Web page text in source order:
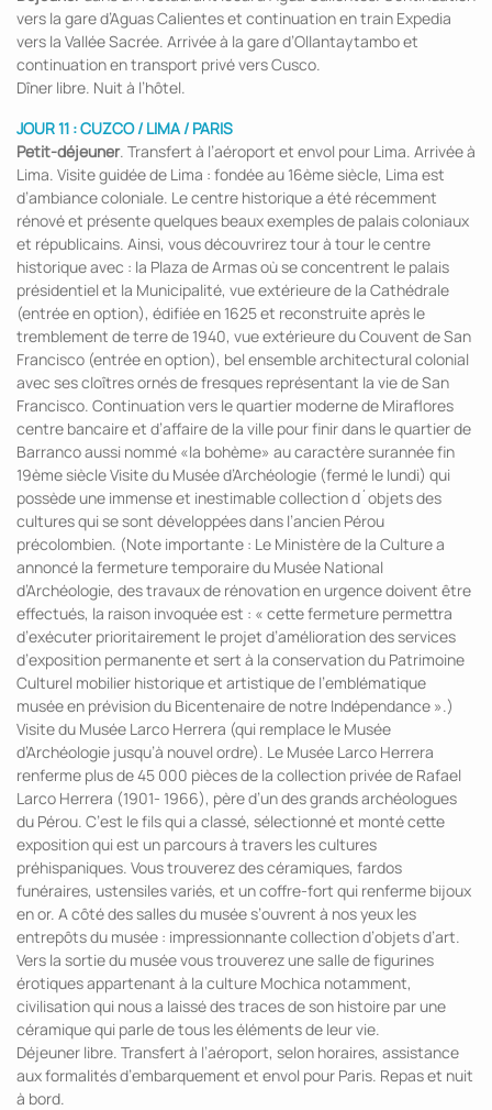
vers la gare d’Aguas Calientes et continuation en train Expedia
vers la Vallée Sacrée. Arrivée à la gare d’Ollantaytambo et
continuation en transport privé vers Cusco.
Dîner libre. Nuit à l’hôtel.
JOUR 11 : CUZCO / LIMA / PARIS
Petit-déjeuner. Transfert à l’aéroport et envol pour Lima. Arrivée à
Lima. Visite guidée de Lima : fondée au 16ème siècle, Lima est
d’ambiance coloniale. Le centre historique a été récemment
rénové et présente quelques beaux exemples de palais coloniaux
et républicains. Ainsi, vous découvrirez tour à tour le centre
historique avec : la Plaza de Armas où se concentrent le palais
présidentiel et la Municipalité, vue extérieure de la Cathédrale
(entrée en option), édifiée en 1625 et reconstruite après le
tremblement de terre de 1940, vue extérieure du Couvent de San
Francisco (entrée en option), bel ensemble architectural colonial
avec ses cloîtres ornés de fresques représentant la vie de San
Francisco. Continuation vers le quartier moderne de Miraflores
centre bancaire et d’affaire de la ville pour finir dans le quartier de
Barranco aussi nommé «la bohème» au caractère surannée fin
19ème siècle Visite du Musée d’Archéologie (fermé le lundi) qui
possède une immense et inestimable collection d´objets des
cultures qui se sont développées dans l’ancien Pérou
précolombien. (Note importante : Le Ministère de la Culture a
annoncé la fermeture temporaire du Musée National
d’Archéologie, des travaux de rénovation en urgence doivent être
effectués, la raison invoquée est : « cette fermeture permettra
d’exécuter prioritairement le projet d’amélioration des services
d’exposition permanente et sert à la conservation du Patrimoine
Culturel mobilier historique et artistique de l’emblématique
musée en prévision du Bicentenaire de notre Indépendance ».)
Visite du Musée Larco Herrera (qui remplace le Musée
d’Archéologie jusqu’à nouvel ordre). Le Musée Larco Herrera
renferme plus de 45 000 pièces de la collection privée de Rafael
Larco Herrera (1901- 1966), père d’un des grands archéologues
du Pérou. C’est le fils qui a classé, sélectionné et monté cette
exposition qui est un parcours à travers les cultures
préhispaniques. Vous trouverez des céramiques, fardos
funéraires, ustensiles variés, et un coffre-fort qui renferme bijoux
en or. A côté des salles du musée s’ouvrent à nos yeux les
entrepôts du musée : impressionnante collection d’objets d’art.
Vers la sortie du musée vous trouverez une salle de figurines
érotiques appartenant à la culture Mochica notamment,
civilisation qui nous a laissé des traces de son histoire par une
céramique qui parle de tous les éléments de leur vie.
Déjeuner libre. Transfert à l’aéroport, selon horaires, assistance
aux formalités d’embarquement et envol pour Paris. Repas et nuit
à bord.